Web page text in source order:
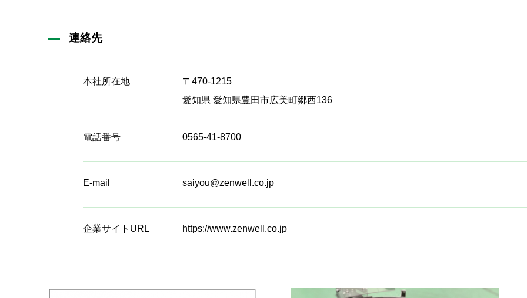
連絡先
本社所在地
〒470-1215
愛知県 愛知県豊田市広美町郷西136
電話番号 0565-41-8700
E-mail saiyou@zenwell.co.jp
企業サイトURL https://www.zenwell.co.jp